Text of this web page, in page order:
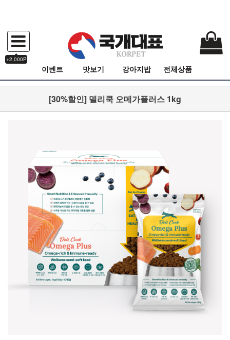
+2,000P
이벤트 맛보기 강아지밥 전체상품
[30%할인] 델리쿡 오메가플러스 1kg